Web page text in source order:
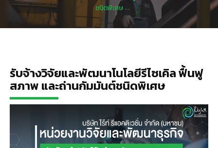
ชนิดพิเศษ
รับจ้างวิจัยและพัฒนาโนโลยีรีไซเคิล ฟื้นฟู
สภาพ และถ่านกัมมันต์ชนิดพิเศษ